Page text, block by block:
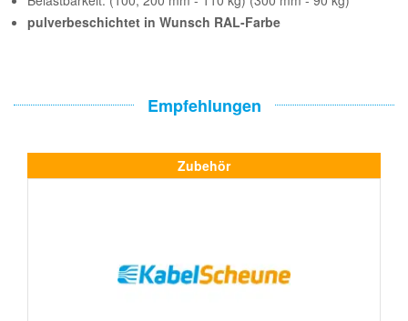
pulverbeschichtet in Wunsch RAL-Farbe
Empfehlungen
Zubehör